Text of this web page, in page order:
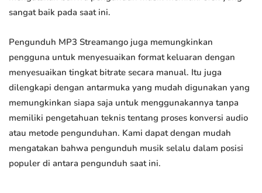
sangat baik pada saat ini.
Pengunduh MP3 Streamango juga memungkinkan
pengguna untuk menyesuaikan format keluaran dengan
menyesuaikan tingkat bitrate secara manual. Itu juga
dilengkapi dengan antarmuka yang mudah digunakan yang
memungkinkan siapa saja untuk menggunakannya tanpa
memiliki pengetahuan teknis tentang proses konversi audio
atau metode pengunduhan. Kami dapat dengan mudah
mengatakan bahwa pengunduh musik selalu dalam posisi
populer di antara pengunduh saat ini.